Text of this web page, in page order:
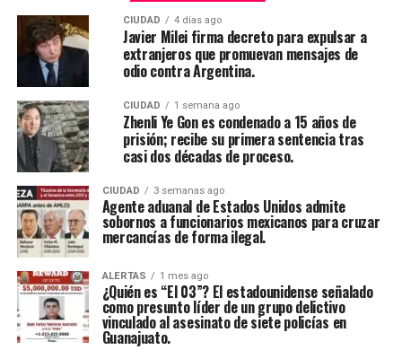
CIUDAD 4 días ago
Javier Milei firma decreto para expulsar a
extranjeros que promuevan mensajes de
odio contra Argentina.
CIUDAD 1 semana ago
Zhenli Ye Gon es condenado a 15 años de
prisión; recibe su primera sentencia tras
casi dos décadas de proceso.
CIUDAD 3 semanas ago
Agente aduanal de Estados Unidos admite
sobornos a funcionarios mexicanos para cruzar
mercancías de forma ilegal.
ALERTAS 1 mes ago
¿Quién es “El 03”? El estadounidense señalado
como presunto líder de un grupo delictivo
vinculado al asesinato de siete policías en
Guanajuato.